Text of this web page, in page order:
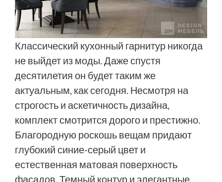
Классический кухонный гарнитур никогда
не выйдет из моды. Даже спустя
десятилетия он будет таким же
актуальным, как сегодня. Несмотря на
строгость и аскетичность дизайна,
комплект смотрится дорого и престижно.
Благородную роскошь вещам придают
глубокий синие-серый цвет и
естественная матовая поверхность
фасадов. Темный контур и элегантные